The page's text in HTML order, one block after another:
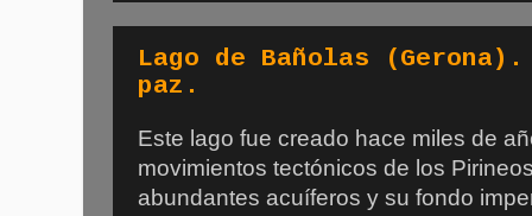
Lago de Bañolas (Gerona).
paz.
Este lago fue creado hace miles de
movimientos tectónicos de los
abundantes acuíferos y su fondo